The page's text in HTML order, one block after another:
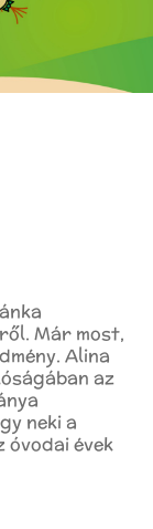
Már most,
Alina
az
neki a
óvodai évek